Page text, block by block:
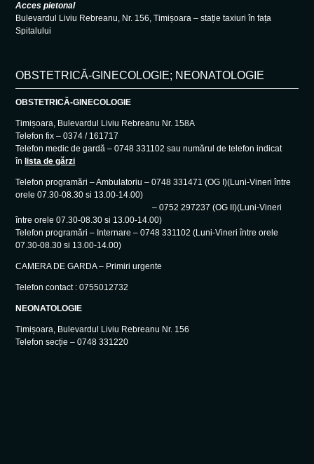
Acces pietonal
Bulevardul Liviu Rebreanu, Nr. 156, Timișoara – stație taxiuri în fața
Spitalului
OBSTETRICĂ-GINECOLOGIE; NEONATOLOGIE
OBSTETRICĂ-GINECOLOGIE
Timișoara, Bulevardul Liviu Rebreanu Nr. 158A
Telefon fix – 0374 / 161717
Telefon medic de gardă – 0748 331102 sau numărul de telefon indicat
înlista de gărzi
Telefon programări – Ambulatoriu – 0748 331471 (OG I)(Luni-Vineri între
orele 07.30-08.30 si 13.00-14.00)
– 0752 297237 (OG II)(Luni-Vineri
între orele 07.30-08.30 si 13.00-14.00)
Telefon programări – Internare – 0748 331102 (Luni-Vineri între orele
07.30-08.30 si 13.00-14.00)
CAMERA DE GARDA – Primiri urgente
Telefon contact : 0755012732
NEONATOLOGIE
Timișoara, Bulevardul Liviu Rebreanu Nr. 156
Telefon secție – 0748 331220